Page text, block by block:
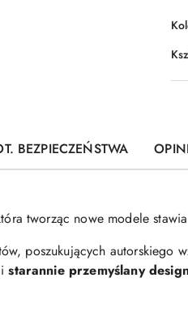
BEZPIECZEŃSTWA
tworząc nowe modele
poszukujących autorskiego
starannie przemyślany